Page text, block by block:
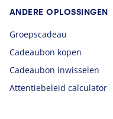
ANDERE OPLOSSINGEN
Groepscadeau
Cadeaubon kopen
Cadeaubon inwisselen
Attentiebeleid calculator